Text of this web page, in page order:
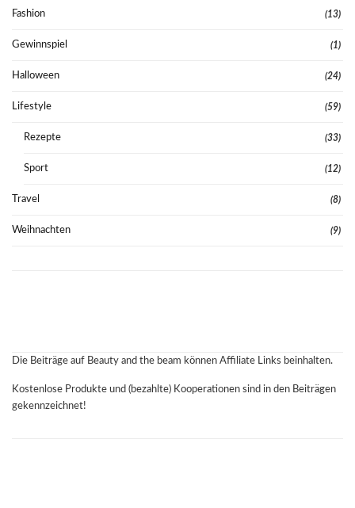
Fashion (13)
Gewinnspiel (1)
Halloween (24)
Lifestyle (59)
Rezepte (33)
Sport (12)
Travel (8)
Weihnachten (9)
Die Beiträge auf Beauty and the beam können Affiliate Links beinhalten.
Kostenlose Produkte und (bezahlte) Kooperationen sind in den Beiträgen
gekennzeichnet!